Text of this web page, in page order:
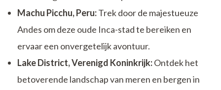
Machu Picchu, Peru:Trek door de majestueuze
Andes om deze oude Inca-stad te bereiken en
ervaar een onvergetelijk avontuur.
Lake District, Verenigd Koninkrijk:Ontdek het
betoverende landschap van meren en bergen in